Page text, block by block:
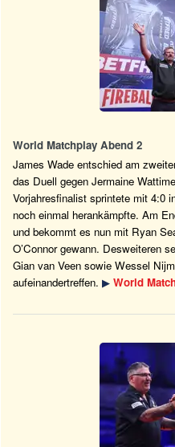
World Matchplay Abend 2
James Wade entschied am
das Duell gegen Jermaine
Vorjahresfinalist sprintete mit 4:0
noch einmal herankämpfte. Am
und bekommt es nun mit Ryan
O’Connor gewann. Desweiteren
Gian van Veen sowie Wessel
aufeinandertreffen. ▶ World